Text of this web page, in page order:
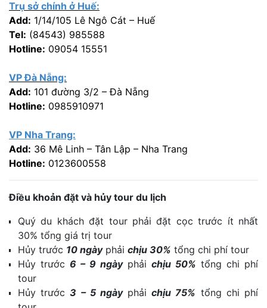
Trụ sở chính ở Huế:
Add: 1/14/105 Lê Ngô Cát – Huế
Tel: (84543) 985588
Hotline: 09054 15551
VP Đà Nẵng:
Add: 101 đường 3/2 – Đà Nẵng
Hotline: 0985910971
VP Nha Trang:
Add: 36 Mê Linh – Tân Lập – Nha Trang
Hotline: 0123600558
Điều khoản đặt và hủy tour du lịch
Quý du khách đặt tour phải đặt cọc trước ít nhất
30% tổng giá trị tour
Hủy trước 10 ngàyphải chịu 30% tổng chi phí tour
Hủy trước 6 – 9 ngàyphải chịu 50% tổng chi phí
tour
Hủy trước3 – 5 ngàyphảichịu 75% tổng chi phí